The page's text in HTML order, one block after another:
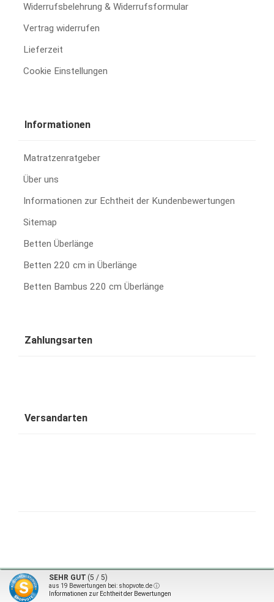
Widerrufsbelehrung & Widerrufsformular
Vertrag widerrufen
Lieferzeit
Cookie Einstellungen
Informationen
Matratzenratgeber
Über uns
Informationen zur Echtheit der Kundenbewertungen
Sitemap
Betten Überlänge
Betten 220 cm in Überlänge
Betten Bambus 220 cm Überlänge
Zahlungsarten
Versandarten
1001 Wohntraum - traumhafte Bambusbetten © 2026 | ©
design by karsta.de
ified eCommerce Shopsoftware © 2009-2026
SEHR GUT (5 / 5)
aus 19 Bewertungen bei: shopvote.de ⓘ
Informationen zur Echtheit der Bewertungen